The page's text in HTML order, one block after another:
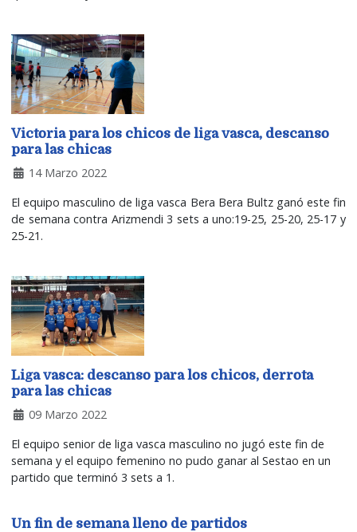
Victoria para los chicos de liga vasca, descanso
para las chicas
14 Marzo 2022
El equipo masculino de liga vasca Bera Bera Bultz ganó este fin
de semana contra Arizmendi 3 sets a uno:19-25, 25-20, 25-17 y
25-21.
Liga vasca: descanso para los chicos, derrota
para las chicas
09 Marzo 2022
El equipo senior de liga vasca masculino no jugó este fin de
semana y el equipo femenino no pudo ganar al Sestao en un
partido que terminó 3 sets a 1.
Un fin de semana lleno de partidos